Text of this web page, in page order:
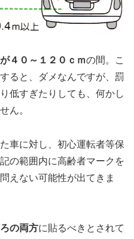
４０～１２０ｃｍの間。こ
ると、ダメなんですが、罰
低すぎたりしても、何かし
ん。
車に対し、初心運転者等保
の範囲内に高齢者マークを
えない可能性が出てきま
の両方に貼るべきとされて